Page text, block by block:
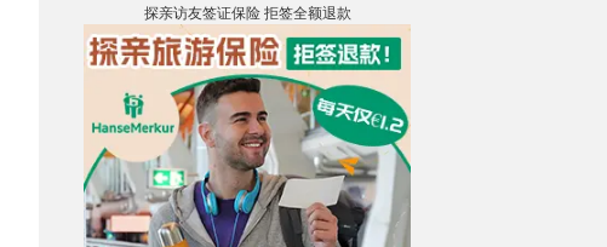
探亲访友签证保险 拒签全额退款